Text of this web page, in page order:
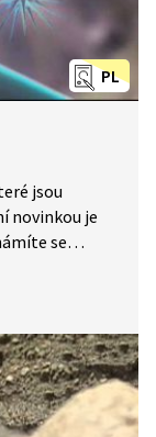
PL
jsou
novinkou je
se